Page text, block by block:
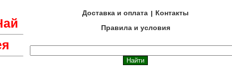
Доставка и оплата
Контакты
Правила и условия